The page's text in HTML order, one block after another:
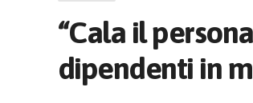
“Cala il
dipendenti in